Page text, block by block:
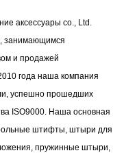
аксессуары co., Ltd.
занимающимся
и продажей
года наша компания
успешно прошедших
ISO9000. Наша основная
штифты, штыри для
пружинные штыри,